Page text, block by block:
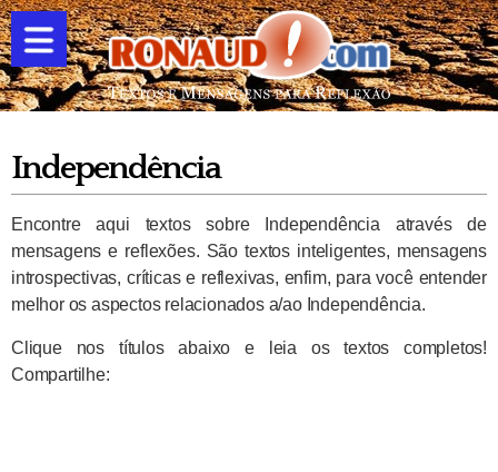
Independência
Encontre aqui textos sobre Independência através de
mensagens e reflexões. São textos inteligentes, mensagens
introspectivas, críticas e reflexivas, enfim, para você entender
melhor os aspectos relacionados a/ao Independência.
Clique nos títulos abaixo e leia os textos completos!
Compartilhe: